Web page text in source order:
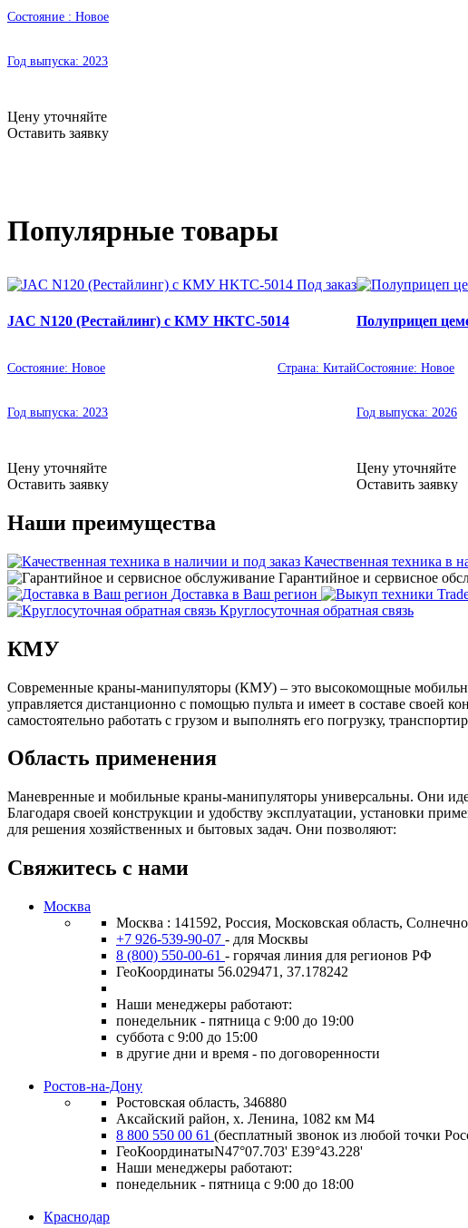
Состояние : Новое
Год выпуска: 2023
Цену уточняйте
Оставить заявку
Популярные товары
Под заказ
JAC N120 (Рестайлинг) с КМУ HKTC-5014
Состояние: Новое Страна: Китай
Год выпуска: 2023
Цену уточняйте
Оставить заявку
Полуприцеп
Состояние: Новое
Год выпуска: 2026
Цену уточняйте
Оставить заявку
Наши преимущества
Качественная техника в
Гарантийное и сервисное
Доставка в Ваш регион
Круглосуточная обратная связь
КМУ
Современные краны-манипуляторы (КМУ) – это высокомощные
управляется дистанционно с помощью пульта и имеет в составе своей
самостоятельно работать с грузом и выполнять его погрузку,
Область применения
Маневренные и мобильные краны-манипуляторы универсальны. Они
Благодаря своей конструкции и удобству эксплуатации, установки
для решения хозяйственных и бытовых задач. Они позволяют:
Свяжитесь с нами
Москва
Москва : 141592, Россия, Московская область,
+7 926-539-90-07 - для Москвы
8 (800) 550-00-61 - горячая линия для регионов РФ
ГеоКоординаты 56.029471, 37.178242
Наши менеджеры работают:
понедельник - пятница с 9:00 до 19:00
суббота с 9:00 до 15:00
в другие дни и время - по договоренности
Ростов-на-Дону
Ростовская область, 346880
Аксайский район, х. Ленина, 1082 км М4
8 800 550 00 61 (бесплатный звонок из любой точки
ГеоКоординатыN47°07.703' E39°43.228'
Наши менеджеры работают:
понедельник - пятница с 9:00 до 18:00
Краснодар